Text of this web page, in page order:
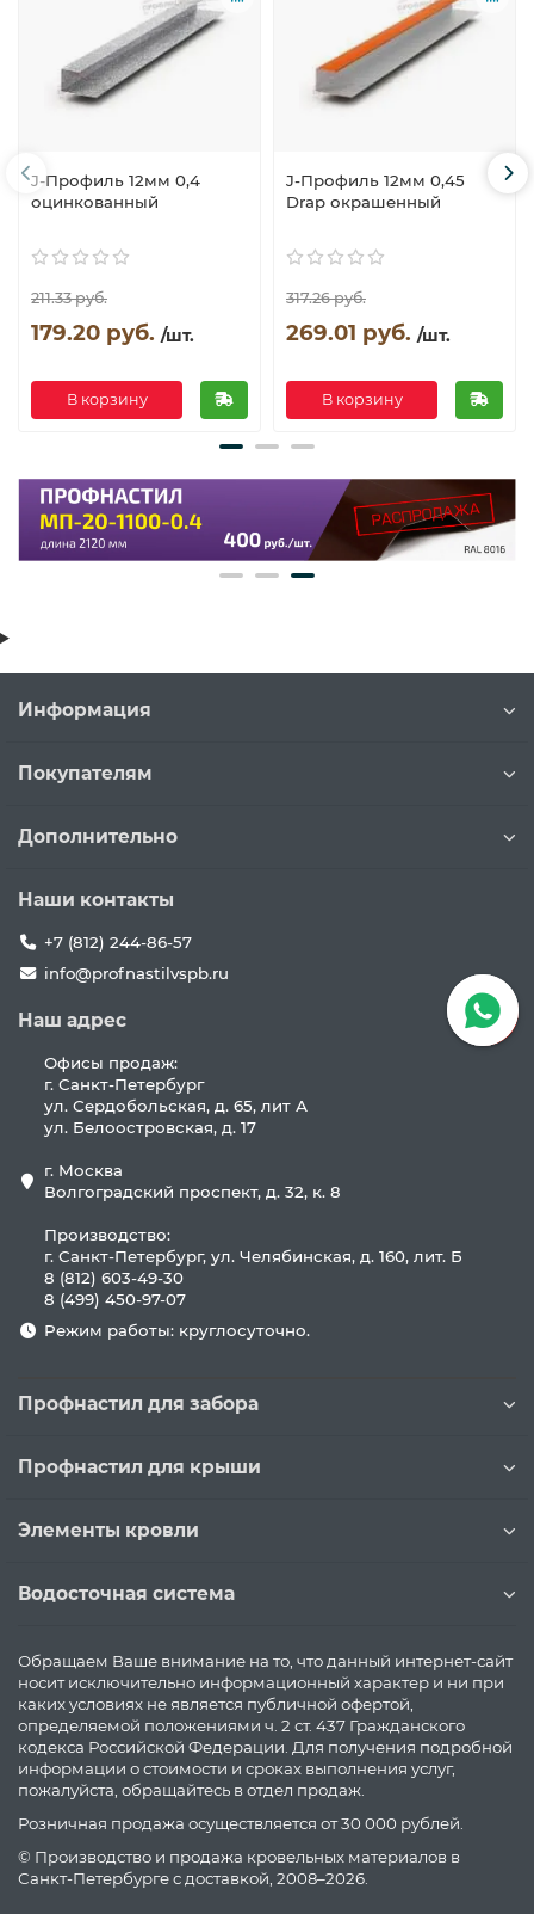
J-Профиль 12мм 0,4
оцинкованный
211.33 руб.
179.20 руб. /шт.
В корзину
J-Профиль 12мм 0,45
Drap окрашенный
317.26 руб.
269.01 руб. /шт.
В корзину
Информация
Покупателям
Дополнительно
Наши контакты
+7 (812) 244-86-57
info@profnastilvspb.ru
Наш адрес
Офисы продаж:
г. Санкт-Петербург
ул. Сердобольская, д. 65, лит А
ул. Белоостровская, д. 17
г. Москва
Волгоградский проспект, д. 32, к. 8
Производство:
г. Санкт-Петербург, ул. Челябинская, д. 160, лит. Б
8 (812) 603-49-30
8 (499) 450-97-07
Режим работы: круглосуточно.
Профнастил для забора
Профнастил для крыши
Элементы кровли
Водосточная система
Обращаем Ваше внимание на то, что данный интернет-сайт
носит исключительно информационный характер и ни при
каких условиях не является публичной офертой,
определяемой положениями ч. 2 ст. 437 Гражданского
кодекса Российской Федерации. Для получения подробной
информации о стоимости и сроках выполнения услуг,
пожалуйста, обращайтесь в отдел продаж.
Розничная продажа осуществляется от 30 000 рублей.
© Производство и продажа кровельных материалов в
Санкт-Петербурге с доставкой, 2008–2026.